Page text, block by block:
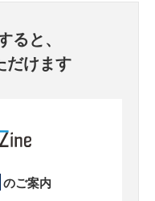
ると、
だけます
のご案内